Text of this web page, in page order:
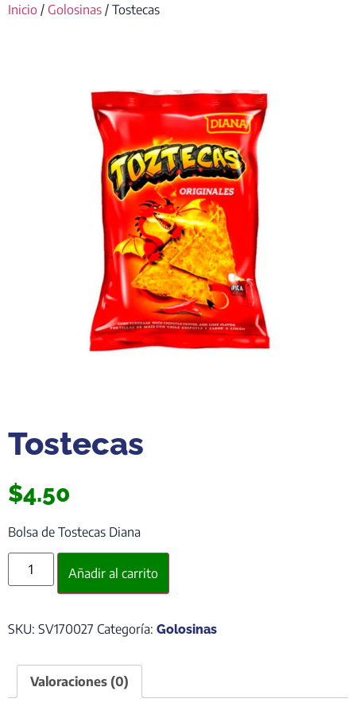
Inicio / Golosinas / Tostecas
Tostecas
$4.50
Bolsa de Tostecas Diana
Añadir al carrito
SKU: SV170027 Categoría: Golosinas
Valoraciones (0)